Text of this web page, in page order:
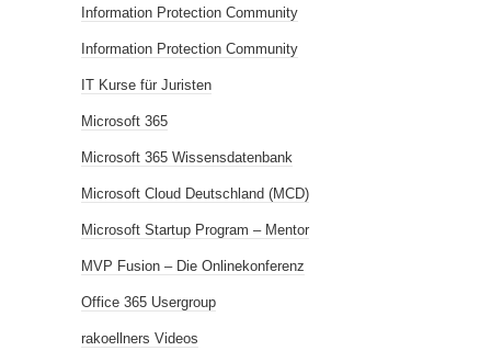
Information Protection Community
Information Protection Community
IT Kurse für Juristen
Microsoft 365
Microsoft 365 Wissensdatenbank
Microsoft Cloud Deutschland (MCD)
Microsoft Startup Program – Mentor
MVP Fusion – Die Onlinekonferenz
Office 365 Usergroup
rakoellners Videos